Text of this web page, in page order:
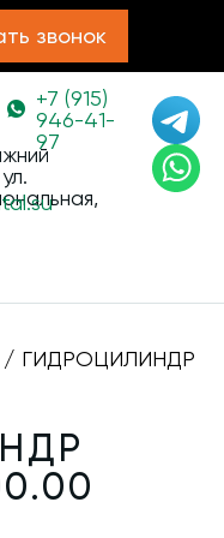
звонок
+7 (915)
946-41-
97
/ ГИДРОЦИЛИНДР